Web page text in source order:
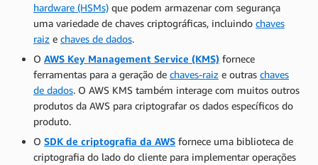
hardware (HSMs) que podem armazenar com segurança
uma variedade de chaves criptográficas, incluindo chaves
raiz e chaves de dados.
O AWS Key Management Service (KMS) fornece
ferramentas para a geração de chaves-raiz e outras chaves
de dados. O AWS KMS também interage com muitos outros
produtos da AWS para criptografar os dados específicos do
produto.
O SDK de criptografia da AWS fornece uma biblioteca de
criptografia do lado do cliente para implementar operações